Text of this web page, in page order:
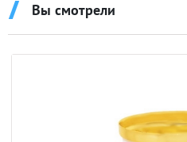
Вы смотрели